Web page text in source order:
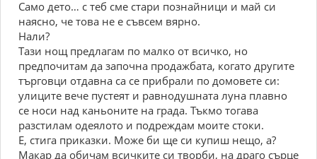
Само дето… с теб сме стари познайници и май си
наясно, че това не е съвсем вярно.
Нали?
Тази нощ предлагам по малко от всичко, но
предпочитам да започна продажбата, когато другите
търговци отдавна са се прибрали по домовете си:
улиците вече пустеят и равнодушната луна плавно
се носи над каньоните на града. Тъкмо тогава
разстилам одеялото и подреждам моите стоки.
Е, стига приказки. Може би ще си купиш нещо, а?
Макар да обичам всичките си творби, на драго сърце